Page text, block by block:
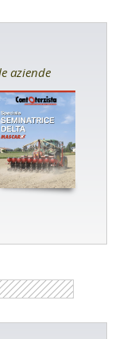
aziende